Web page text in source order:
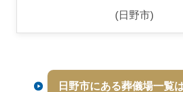
(日野市)
日野市にある葬儀場一覧